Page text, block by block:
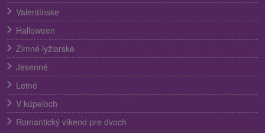
Valentínske
Halloween
Zimné lyžiarske
Jesenné
Letné
V kúpeľoch
Romantický víkend pre dvoch